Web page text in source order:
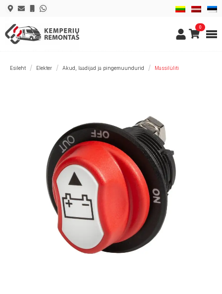
0
Esileht Elekter Akud, laadijad ja pingemuundurid Massilüliti